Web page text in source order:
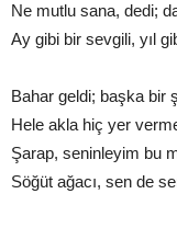
Ne mutlu sana, dedi;
Ay gibi bir sevgili, yıl
Bahar geldi; başka bir
Hele akla hiç yer
Şarap, seninleyim bu
Söğüt ağacı, sen de